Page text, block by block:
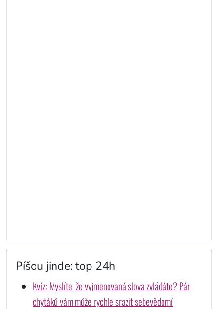
Píšou jinde: top 24h
Kvíz: Myslíte, že vyjmenovaná slova zvládáte? Pár
chytáků vám může rychle srazit sebevědomí